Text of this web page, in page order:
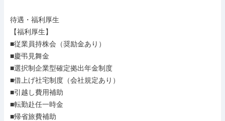
待遇・福利厚生
【福利厚生】
■従業員持株会（奨励金あり）
■慶弔見舞金
■選択制企業型確定拠出年金制度
■借上げ社宅制度（会社規定あり）
■引越し費用補助
■転勤赴任一時金
■帰省旅費補助